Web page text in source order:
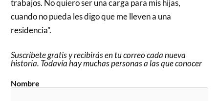
trabajos. No quiero ser una carga para mis hijas,
cuando no pueda les digo que me lleven a una
residencia”.
Suscríbete gratis y recibirás en tu correo cada nueva
historia. Todavía hay muchas personas a las que conocer
Nombre